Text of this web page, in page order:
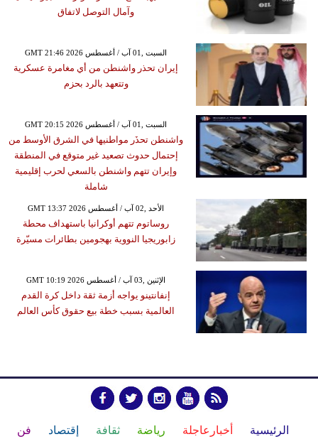
وآمال التوصل لاتفاق
GMT 21:46 2026 السبت ,01 آب / أغسطس
إيران تحذر واشنطن من أي مغامرة عسكرية
وتتعهد بالرد بحزم
GMT 20:15 2026 السبت ,01 آب / أغسطس
واشنطن تحذَر مواطنيها في الشرق الأوسط من
إحتمال حدوث تصعيد غير متوقع في المنطقة
وإيران تتهم واشنطن بالسعي لحرب إقليمية
شاملة
GMT 13:37 2026 الأحد ,02 آب / أغسطس
روساتوم تتهم أوكرانيا باستهداف محطة
زابوريجيا النووية بهجومين بطائرات مسيّرة
GMT 10:19 2026 الإثنين ,03 آب / أغسطس
إنفانتينو يواجه أزمة ثقة داخل كرة القدم
العالمية بسبب خطة بيع حقوق كأس العالم
الرئيسية أخبارعاجلة رياضة ثقافة إقتصاد فن